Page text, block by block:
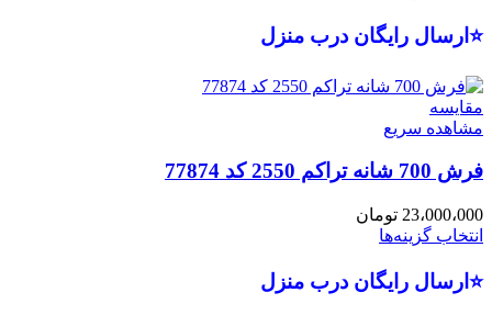
⭐ارسال رایگان درب منزل
مقایسه
مشاهده سریع
فرش 700 شانه تراکم 2550 کد 77874
23،000،000 تومان
انتخاب گزینه‌ها
⭐ارسال رایگان درب منزل